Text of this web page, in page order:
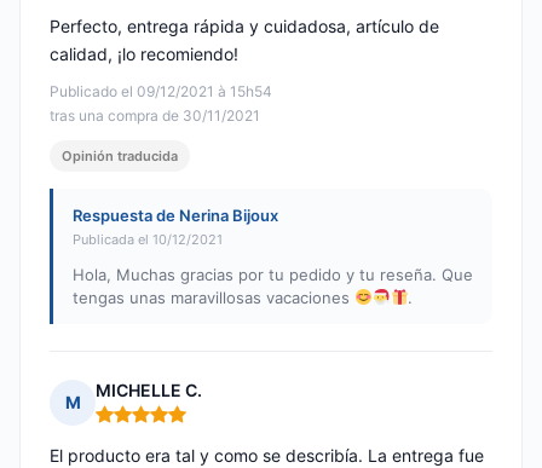
Publicado el 09/12/2021 à 15h54
tras una compra de 30/11/2021
Perfecto, entrega rápida y cuidadosa, artículo de
calidad, ¡lo recomiendo!
Opinión traducida
Respuesta de Nerina Bijoux
Publicada el 10/12/2021
Hola, Muchas gracias por tu pedido y tu reseña. Que
tengas unas maravillosas vacaciones
.
M
MICHELLE C.
Nota: 5 de 5
El producto era tal y como se describía. La entrega fue